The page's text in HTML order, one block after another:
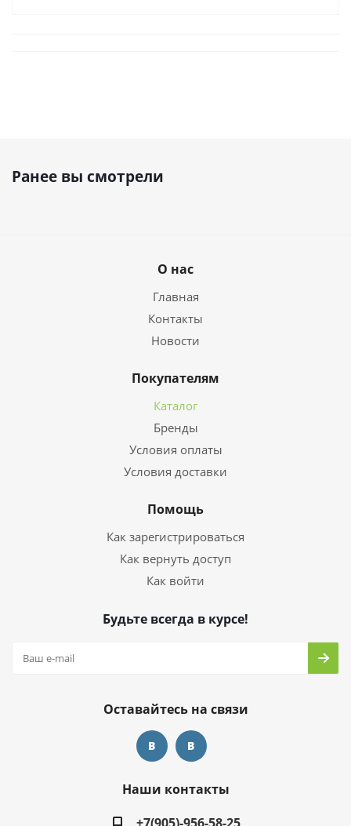
Ранее вы смотрели
О нас
Главная
Контакты
Новости
Покупателям
Каталог
Бренды
Условия оплаты
Условия доставки
Помощь
Как зарегистрироваться
Как вернуть доступ
Как войти
Будьте всегда в курсе!
Оставайтесь на связи
Наши контакты